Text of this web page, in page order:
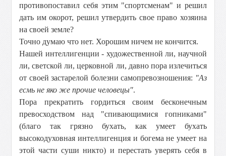
противопоставил себя этим "спортсменам" и решил
дать им окорот, решил утвердить свое право хозяина
на своей земле?
Точно думаю что нет. Хорошим ничем не кончится.
Нашей интеллигенции - художественной ли, научной
ли, светской ли, церковной ли, давно пора излечиться
от своей застарелой болезни самопревозношения: "Аз
есмь не яко же прочие человецы".
Пора прекратить гордиться своим бесконечным
превосходством над "спивающимися гопниками"
(благо так грязно бухать, как умеет бухать
высокодуховная интеллигенция и богема не умеет на
этой части суши никто) и перестать уверять себя в